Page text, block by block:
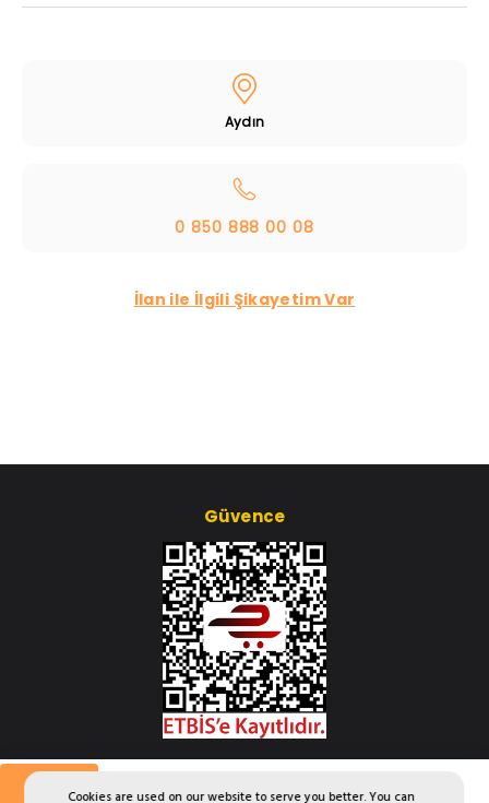
Cookies are used on our website to serve you better. You can
Aydın
0 850 888 00 08
İlan ile İlgili Şikayetim Var
Güvence